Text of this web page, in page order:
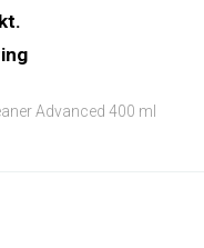
Advanced 400 ml